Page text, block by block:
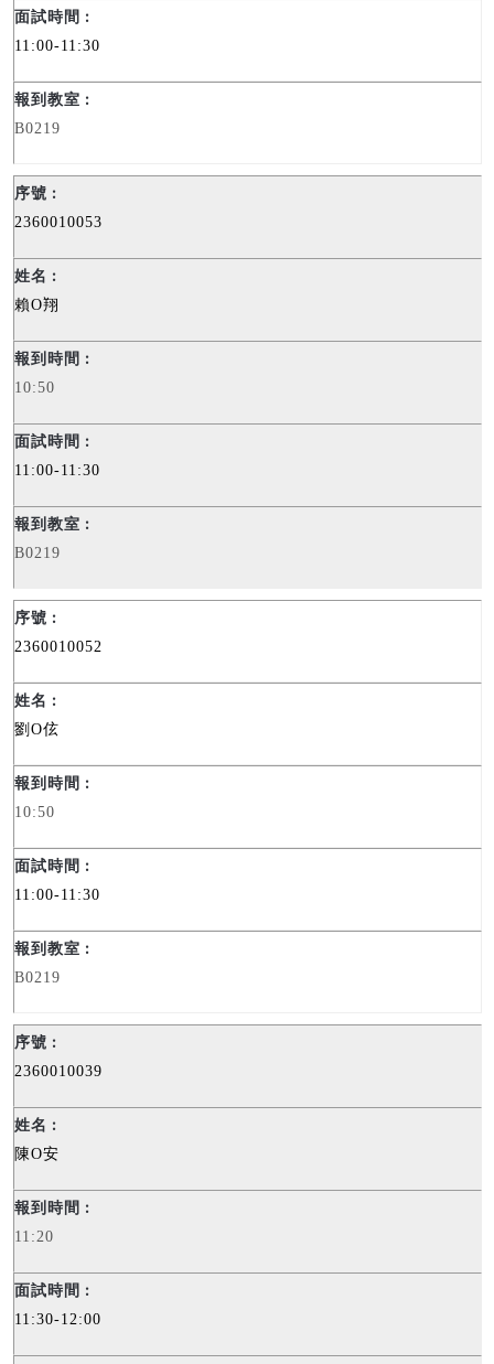
11:00-11:30
B0219
2360010053
賴O翔
10:50
11:00-11:30
B0219
2360010052
劉 O伭
10:50
11:00-11:30
B0219
2360010039
陳O安
11:20
11:30-12:00